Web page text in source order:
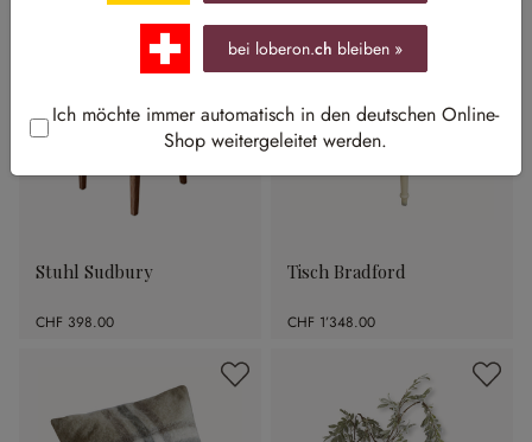
Stuhl Sudbury
CHF 398.00
Tisch Bradford
CHF 1’348.00
bei loberon.ch bleiben »
Ich möchte immer automatisch in den deutschen Online-
Shop weitergeleitet werden.